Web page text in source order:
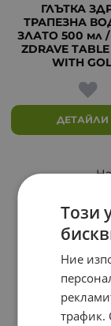
ГЛЪТКА
ТРАПЕЗНА
ЗЛАТО 500 мл /
ZDRAVE
WITH
ДЕТАЙЛИ
Този
Ние
трафик.